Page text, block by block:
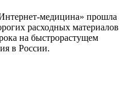
медицина» прошла
расходных материалов
на быстрорастущем
в России.